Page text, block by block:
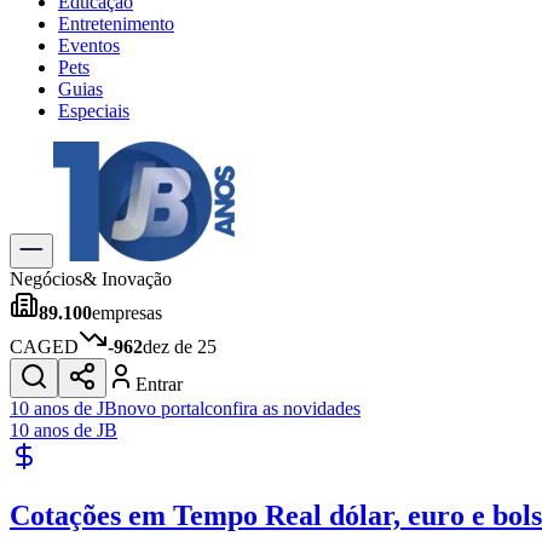
Entretenimento
Eventos
Pets
Guias
Especiais
Explore Tudo
Últimas Notícias
Previsão do Tempo
Trânsito e Rotas
Dia a Dia & Lazer
Gastronomia
Cinema & Shows
JogosNovo
Para Sua Empresa
Publicidade Legal
Negócios& Inovação
89.100empresas
CAGED
-962dez de 25
Entrar
10 anos de JBnovo portalconfira as novidades
10 anos de JB
Cotações em Tempo Real dólar, euro e